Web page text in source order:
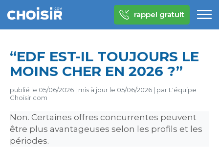
rappel gratuit
“EDF EST-IL TOUJOURS LE
MOINS CHER EN 2026 ?”
publié le 05/06/2026 | mis à jour le 05/06/2026 | par L'équipe
Choisir.com
Non. Certaines offres concurrentes peuvent
être plus avantageuses selon les profils et les
périodes.